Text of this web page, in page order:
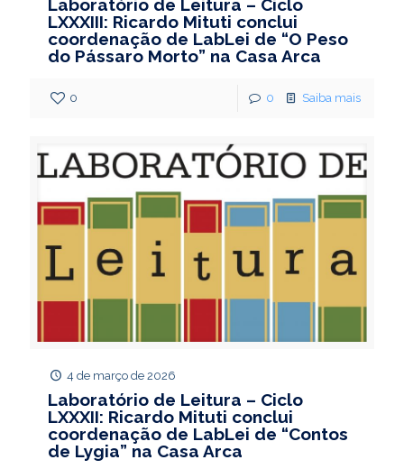
Laboratório de Leitura – Ciclo
LXXXIII: Ricardo Mituti conclui
coordenação de LabLei de “O Peso
do Pássaro Morto” na Casa Arca
0 0 Saiba mais
4 de março de 2026
Laboratório de Leitura – Ciclo
LXXXII: Ricardo Mituti conclui
coordenação de LabLei de “Contos
de Lygia” na Casa Arca